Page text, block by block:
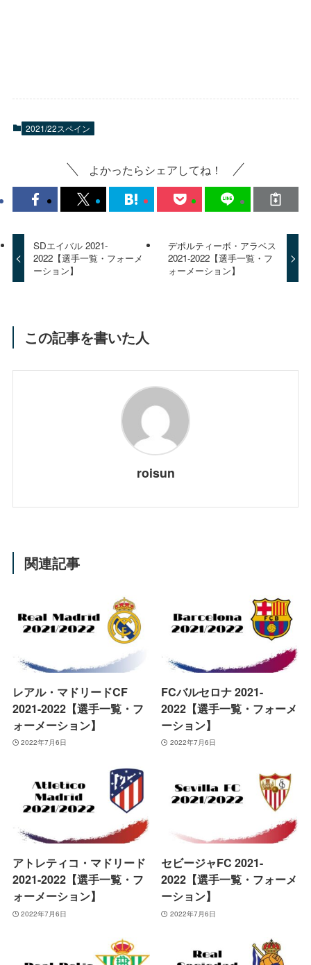
2021/22スペイン
よかったらシェアしてね！
SDエイバル 2021-
2022【選手一覧・フォーメ
ーション】
デポルティーボ・アラベス
2021-2022【選手一覧・フ
ォーメーション】
この記事を書いた人
roisun
関連記事
レアル・マドリードCF
2021-2022【選手一覧・フ
ォーメーション】
2022年7月6日
FCバルセロナ 2021-
2022【選手一覧・フォーメ
ーション】
2022年7月6日
アトレティコ・マドリード
2021-2022【選手一覧・フ
ォーメーション】
2022年7月6日
セビージャFC 2021-
2022【選手一覧・フォーメ
ーション】
2022年7月6日